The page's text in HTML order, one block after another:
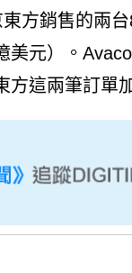
方銷售的兩
美元）。
方這兩筆訂單